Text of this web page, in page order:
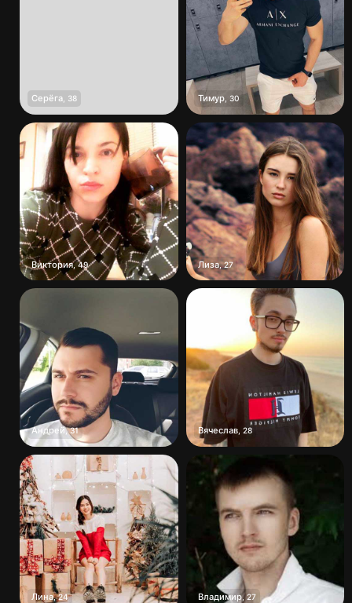
Серёга 38 Тимур, 30
Виктория,49 Лиза,27
Андрей,31 Вячеслав, 28
Лина,24 Владимир,27